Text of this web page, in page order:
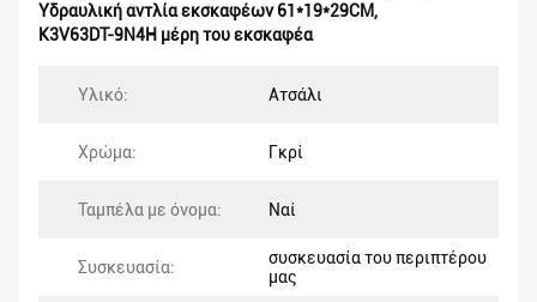
Υδραυλική αντλία εκσκαφέων 61*19*29CM,
K3V63DT-9N4H μέρη του εκσκαφέα
Υλικό: Ατσάλι
Χρώμα: Γκρί
Ταμπέλα με όνομα: Ναί
Συσκευασία:
συσκευασία του περιπτέρου
μας